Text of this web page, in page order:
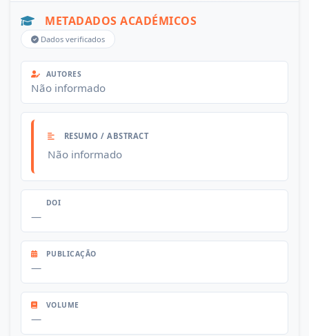
METADADOS ACADÉMICOS
Dados verificados
AUTORES
Não informado
RESUMO / ABSTRACT
Não informado
DOI
—
PUBLICAÇÃO
—
VOLUME
—